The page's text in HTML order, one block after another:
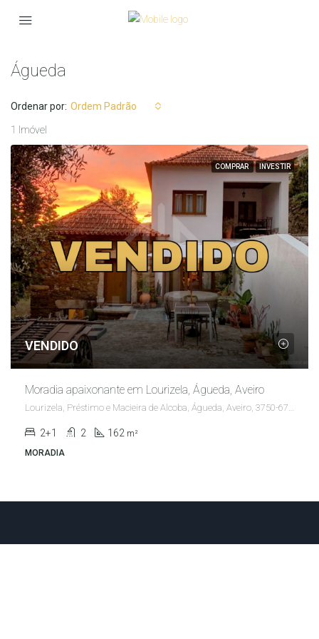
Águeda
1 Imóvel
Ordenar por: Ordem Padrão
COMPRAR INVESTIR
VENDIDO
Moradia apaixonante em Lourizela, Águeda, Aveiro
2+1 2 162 m²
MORADIA